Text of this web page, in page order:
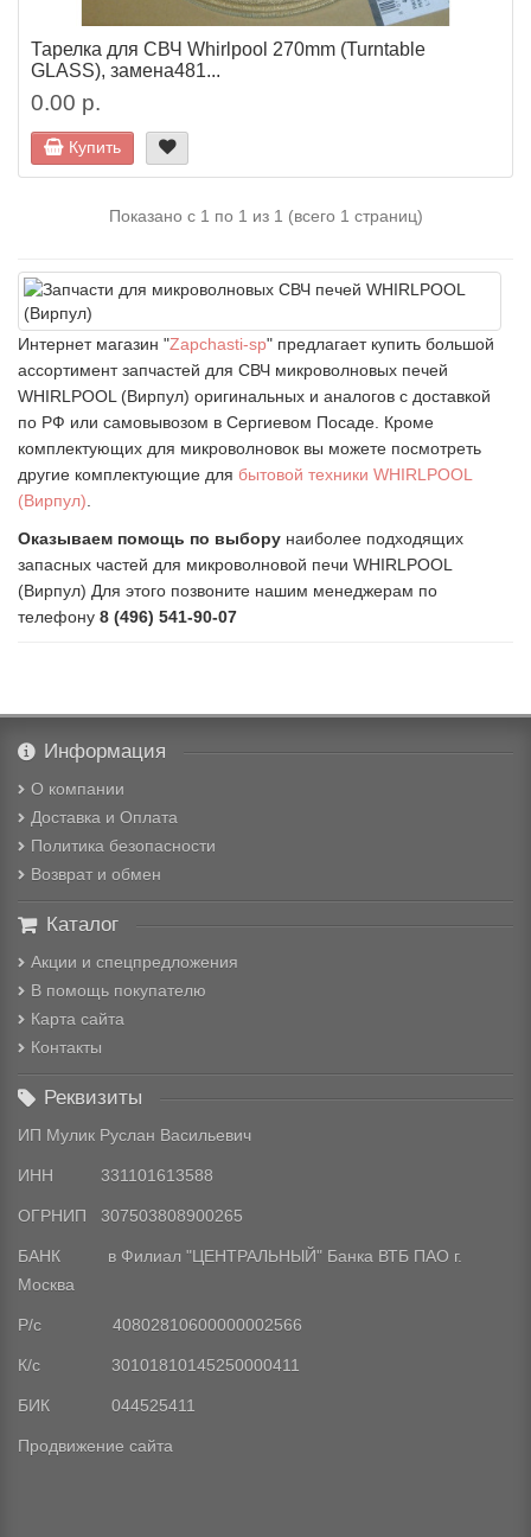
Тарелка для СВЧ Whirlpool 270mm (Turntable
GLASS), замена481...
0.00 р.
Купить
Показано с 1 по 1 из 1 (всего 1 страниц)
Интернет магазин "Zapchasti-sp" предлагает купить большой
ассортимент запчастей для СВЧ микроволновых печей
WHIRLPOOL (Вирпул) оригинальных и аналогов с доставкой
по РФ или самовывозом в Сергиевом Посаде. Кроме
комплектующих для микроволновок вы можете посмотреть
другие комплектующие для бытовой техники WHIRLPOOL
(Вирпул)
Оказываем помощь по выбору наиболее подходящих
запасных частей для микроволновой печи WHIRLPOOL
(Вирпул) Для этого позвоните нашим менеджерам по
телефону 8 (496) 541-90-07
Информация
О компании
Доставка и Оплата
Политика безопасности
Возврат и обмен
Каталог
Акции и спецпредложения
В помощь покупателю
Карта сайта
Контакты
Реквизиты
ИП Мулик Руслан Васильевич
ИНН 331101613588
ОГРНИП 307503808900265
БАНК в Филиал "ЦЕНТРАЛЬНЫЙ" Банка ВТБ ПАО г.
Москва
Р/с 40802810600000002566
К/с 30101810145250000411
БИК 044525411
Продвижение сайта